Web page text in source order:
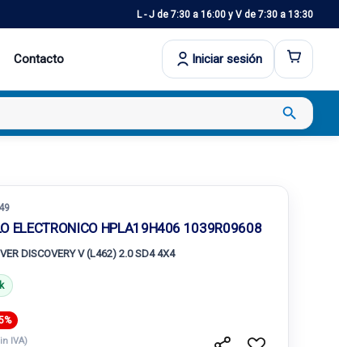
L - J de 7:30 a 16:00 y V de 7:30 a 13:30
Contacto Iniciar sesión
search
ELECTRONICO HPLA19H406 1039R09608
DISCOVERY V (L462) 2.0 SD4 4X4
IVA)